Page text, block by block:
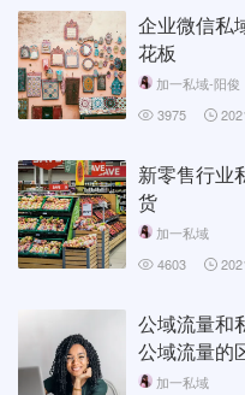
企业微信私
花板
加一私域-阳俊
3975
新零售行业
货
加一私域
4603
公域流量和
公域流量的
加一私域